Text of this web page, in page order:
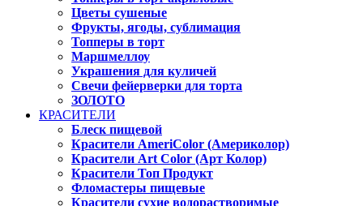
Цветы сушеные
Фрукты, ягоды, сублимация
Топперы в торт
Маршмеллоу
Украшения для куличей
Свечи фейерверки для торта
ЗОЛОТО
КРАСИТЕЛИ
Блеск пищевой
Красители AmeriColor (Америколор)
Красители Art Color (Арт Колор)
Красители Топ Продукт
Фломастеры пищевые
Красители сухие водорастворимые